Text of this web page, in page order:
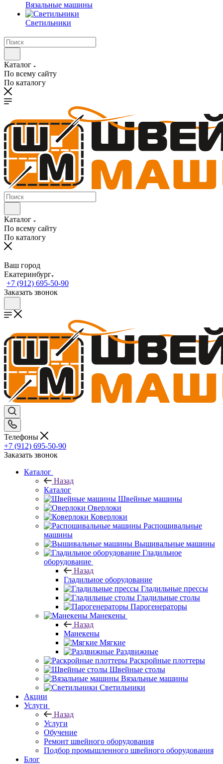
Вязальные машины
Светильники
Каталог
По всему сайту
По каталогу
Каталог
По всему сайту
По каталогу
Ваш город
Екатеринбург
+7 (912) 695-50-90
Заказать звонок
Телефоны
+7 (912) 695-50-90
Заказать звонок
Каталог
Назад
Каталог
Швейные машины
Оверлоки
Коверлоки
Распошивальные
машины
Вышивальные машины
Гладильное
оборудование
Назад
Гладильное оборудование
Гладильные прессы
Гладильные столы
Парогенераторы
Манекены
Назад
Манекены
Мягкие
Раздвижные
Раскройные плоттеры
Швейные столы
Вязальные машины
Светильники
Акции
Услуги
Назад
Услуги
Обучение
Ремонт швейного оборудования
Подбор промышленного швейного оборудования
Блог